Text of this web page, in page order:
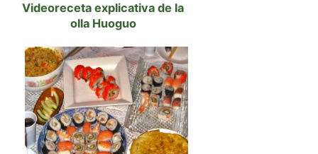
Videoreceta explicativa de la
olla Huoguo